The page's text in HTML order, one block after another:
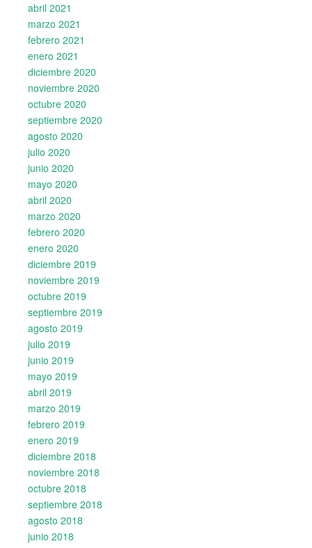
abril 2021
marzo 2021
febrero 2021
enero 2021
diciembre 2020
noviembre 2020
octubre 2020
septiembre 2020
agosto 2020
julio 2020
junio 2020
mayo 2020
abril 2020
marzo 2020
febrero 2020
enero 2020
diciembre 2019
noviembre 2019
octubre 2019
septiembre 2019
agosto 2019
julio 2019
junio 2019
mayo 2019
abril 2019
marzo 2019
febrero 2019
enero 2019
diciembre 2018
noviembre 2018
octubre 2018
septiembre 2018
agosto 2018
junio 2018